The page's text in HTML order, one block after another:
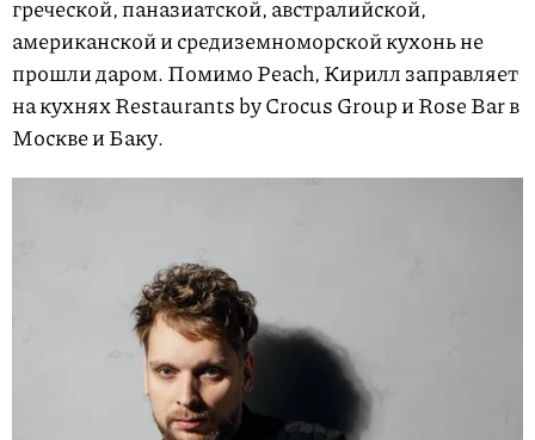
греческой, паназиатской, австралийской,
американской и средиземноморской кухонь не
прошли даром. Помимо Peach, Кирилл заправляет
на кухнях Restaurants by Crocus Group и Rose Bar в
Москве и Баку.